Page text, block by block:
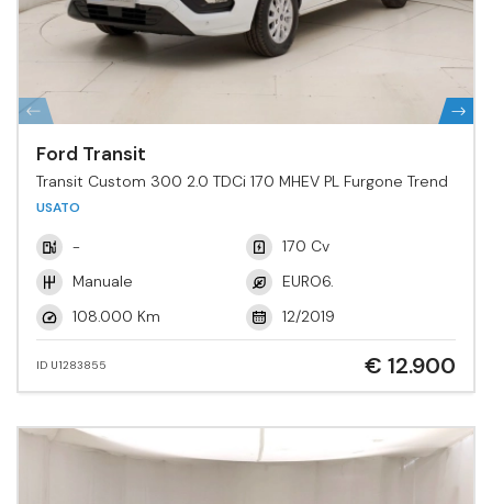
Ford Transit
Transit Custom 300 2.0 TDCi 170 MHEV PL Furgone Trend
USATO
-
170 Cv
Manuale
EURO6.
108.000 Km
12/2019
ID U1283855 € 12.900